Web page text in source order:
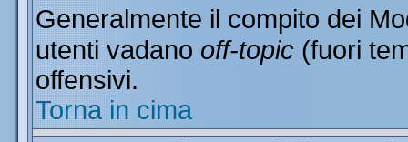
Generalmente il compito dei
utenti vadano off-topic (fuori
offensivi.
Torna in cima